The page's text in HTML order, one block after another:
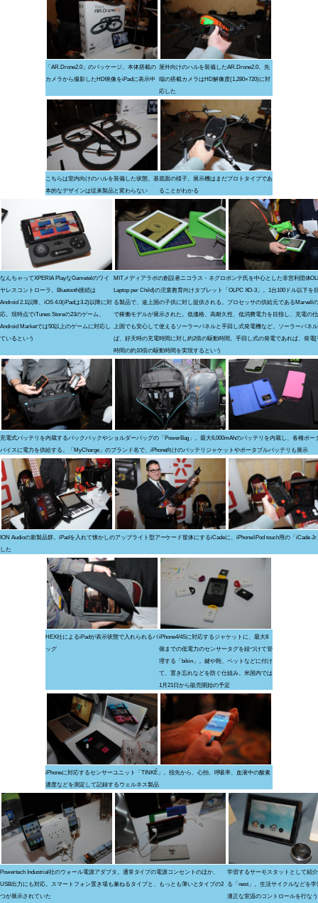
「AR.Drone2.0」のパッケージ。本体搭載の
カメラから撮影したHD映像をiPadに表示中
屋外向けのハルを装備したAR.Drone2.0。先
端の搭載カメラはHD解像度(1,280×720)に対
応した
こちらは室内向けのハルを装備した状態。基
本的なデザインは従来製品と変わらない
底面の様子。展示機はまだプロトタイプであ
ることがわかる
なんちゃってXPERIA PlayなGametelのワイ
ヤレスコントローラ。Bluetooth接続は
Android 2.1以降、iOS 4.0(iPadは3.2)以降に対
応。現時点でiTunes Storeの23のゲーム、
Android Marketでは50以上のゲームに対応し
ているという
MITメディアラボの創設者ニコラス・ネグロポンテ氏を中心とした非営利団体
Laptop per Child)の児童教育向けタブレット「OLPC XO-3」。1台100ドル以下を
る製品で、途上国の子供に対し提供される。プロセッサの供給元であるMarvell
で稼働モデルが展示された。低価格、高耐久性、低消費電力を目指し、充電の
上国でも安心して使えるソーラーパネルと手回し式発電機など。ソーラーパネ
ば、好天時の充電時間に対し約2倍の駆動時間。手回し式の発電であれば、発電
時間の約10倍の駆動時間を実現するという
充電式バッテリを内蔵するバックパックやショルダーバッグの「PowerBag」。最大6,000mAhのバッテリを内蔵し、各種ポー
バイスに電力を供給する。「MyCharge」のブランド名で、iPhone向けのバッテリジャケットやポータブルバッテリも展示
ION Audioの新製品群。iPadを入れて懐かしのアップライト型アーケード筐体にするiCadeに、iPhone/iPod touch用の「iCade
した
HEX社によるiPadが表示状態で入れられるバ
ッグ
iPhone4/4Sに対応するジャケットに、最大8
個までの低電力のセンサータグを紐づけて管
理する「bikin」。鍵や鞄、ペットなどに付け
て、置き忘れなどを防ぐ仕組み。米国内では
1月21日から販売開始の予定
iPhoneに対応するセンサーユニット「TINKÉ」。指先から、心拍、呼吸率、血液中の酸素
濃度などを測定して記録するウェルネス製品
Powertech Industrial社のウォール電源アダプタ。通常タイプの電源コンセントのほか、
USB出力にも対応。スマートフォン置き場も兼ねるタイプと、もっとも薄いとタイプの2
つが展示されていた
学習するサーモスタットとして紹
る「nest」。生活サイクルなどを学
適正な室温のコントロールを行な